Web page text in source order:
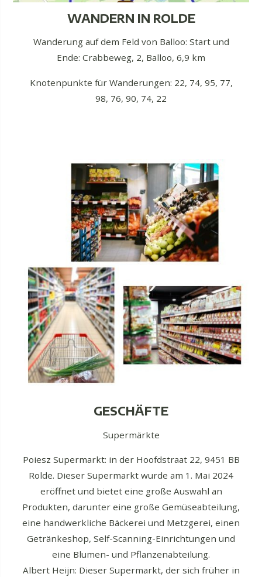
WANDERN IN ROLDE
Wanderung auf dem Feld von Balloo: Start und
Ende: Crabbeweg, 2, Balloo, 6,9 km
Knotenpunkte für Wanderungen: 22, 74, 95, 77,
98, 76, 90, 74, 22
GESCHÄFTE
Supermärkte
Poiesz Supermarkt: in der Hoofdstraat 22, 9451 BB
Rolde. Dieser Supermarkt wurde am 1. Mai 2024
eröffnet und bietet eine große Auswahl an
Produkten, darunter eine große Gemüseabteilung,
eine handwerkliche Bäckerei und Metzgerei, einen
Getränkeshop, Self-Scanning-Einrichtungen und
eine Blumen- und Pflanzenabteilung.
Albert Heijn: Dieser Supermarkt, der sich früher in